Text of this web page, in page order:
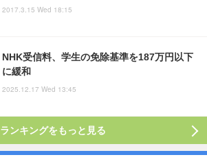
2017.3.15 Wed 18:15
NHK受信料、学生の免除基準を187万円以下
に緩和
2025.12.17 Wed 13:45
ランキングをもっと見る